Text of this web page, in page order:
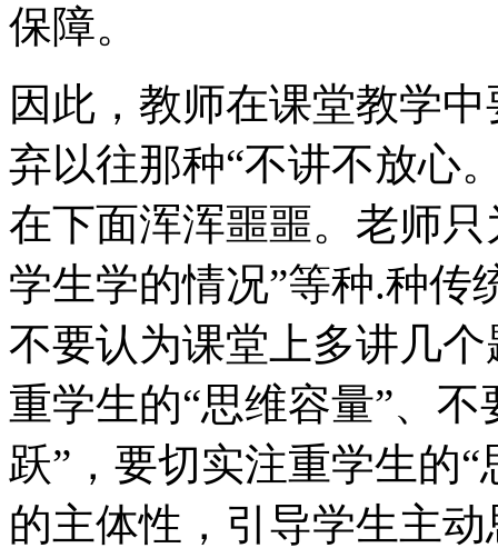
保障。
因此，教师在课堂教学
弃以往那种“不讲不放心
在下面浑浑噩噩。老师
学生学的情况”等种.种传
不要认为课堂上多讲几
重学生的“思维容量”、
跃”，要切实注重学生的
的主体性，引导学生主